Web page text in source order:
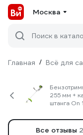
Москва
Поиск в
Главная / Всё для
255 мм +
штанга
Все отзывы 2